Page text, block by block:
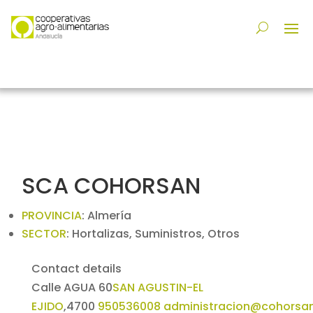
SCA COHORSAN
PROVINCIA: Almería
SECTOR: Hortalizas, Suministros, Otros
Contact details
Calle AGUA 60SAN AGUSTIN-EL
EJIDO,4700 950536008